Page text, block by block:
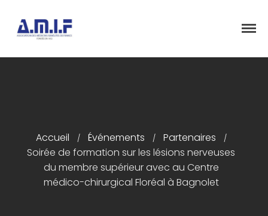
Présentation
Articles
Événements
Accueil / Événements / Partenaires /
Soirée de formation sur les lésions nerveuses
du membre supérieur avec au Centre
médico-chirurgical Floréal à Bagnolet